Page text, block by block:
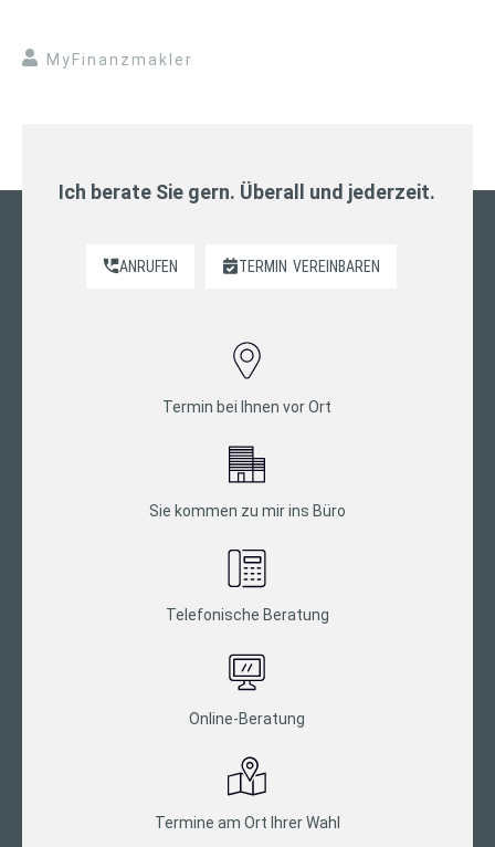
MyFinanzmakler
Ich berate Sie gern. Überall und jederzeit.
ANRUFEN TERMIN VEREINBAREN
Termin bei Ihnen vor Ort
Sie kommen zu mir ins Büro
Telefonische Beratung
Online-Beratung
Termine am Ort Ihrer Wahl